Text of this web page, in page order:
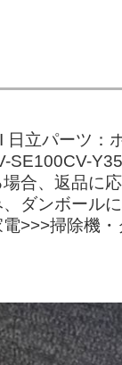
立パーツ：
SE100CV-
、返品に
ダンボール
>>>掃除機